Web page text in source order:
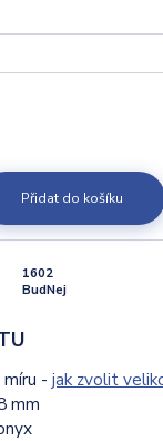
Přidat do košíku
1602
BudNej
míru -jak zvolit
mm